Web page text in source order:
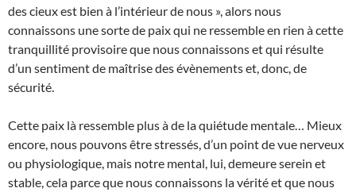
des cieux est bien à l’intérieur de nous », alors nous
connaissons une sorte de paix qui ne ressemble en rien à cette
tranquillité provisoire que nous connaissons et qui résulte
d’un sentiment de maîtrise des évènements et, donc, de
sécurité.
Cette paix là ressemble plus à de la quiétude mentale… Mieux
encore, nous pouvons être stressés, d’un point de vue nerveux
ou physiologique, mais notre mental, lui, demeure serein et
stable, cela parce que nous connaissons la vérité et que nous